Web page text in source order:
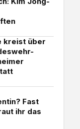
kreist über
Fast
ihr das